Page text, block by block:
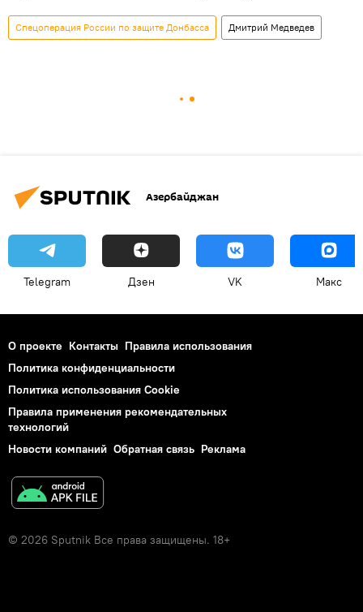
Спецоперация России по защите Донбасса Дмитрий Медведев
Азербайджан
Telegram Дзен VK Макс
О проекте Контакты Правила использования
Политика конфиденциальности
Политика использования Cookie
Правила применения рекомендательных
технологий
Новости компаний Обратная связь Реклама
© 2026 Sputnik Все права защищены. 18+